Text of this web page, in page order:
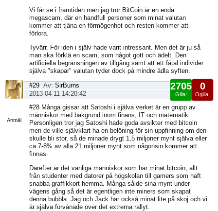
Vi får se i framtiden men jag tror BitCoin är en enda
megascam, där en handfull personer som minat valutan
kommer att tjäna en förmögenhet och resten kommer att
förlora.
Tyvärr. För iden i själv hade varit intressant. Men det är ju så
man ska förklä en scam, som något gott och ädelt. Den
artificiella begränsningen av tillgång samt att ett fåtal individer
själva "skapar" valutan tyder dock på mindre ädla syften.
Anmäl
0
Ogilla!
2705
Gilla!
#29 Av: SirBurns
2013-04-11 14:20:42
#28 Många gissar att Satoshi i själva verket är en grupp av
människor med bakgrund inom finans, IT och matematik.
Personligen tror jag Satoshi hade goda avsikter med bitcoin
men de ville självklart ha en belöning för sin uppfinning om den
skulle bli stor, så de minade drygt 1,5 miljoner mynt själva eller
ca 7-8% av alla 21 miljoner mynt som någonsin kommer att
finnas.
Därefter är det vanliga människor som har minat bitcoin, allt
från studenter med datorer på högskolan till gamers som haft
snabba graffikkort hemma. Många sålde sina mynt under
vägens gång så det är egentligen inte miners som skapat
denna bubbla. Jag och Jack har också minat lite på skoj och vi
är själva förvånade över det extrema rallyt.